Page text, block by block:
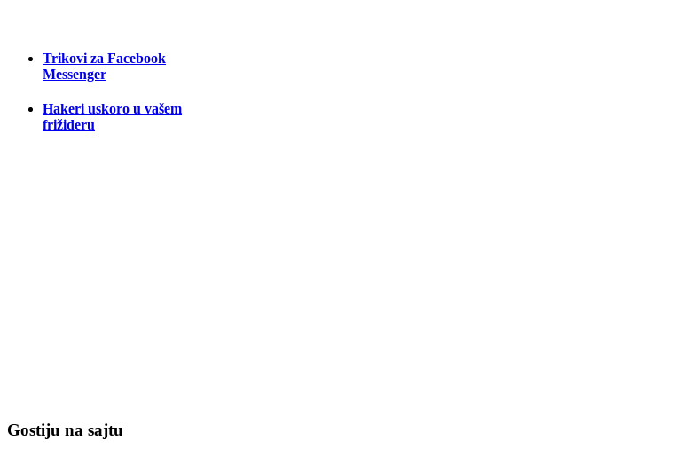
Trikovi za Facebook
Messenger
Hakeri uskoro u vašem
frižideru
Gostiju na sajtu